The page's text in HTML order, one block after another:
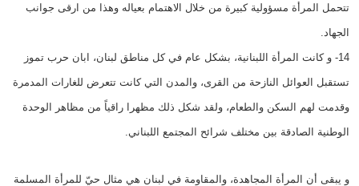
تتحمل المرأة مسؤولية كبيرة من خلال الاهتمام بعياله وهذا من ارقى جوانب
الجهاد.
14- و كانت المرأة اللبنانية، بشكل عام في كل مناطق لبنان، ابان حرب تموز
تستقبل العوائل النازحة من القرى، والمدن التي كانت تتعرض للغارات المدمرة
وقدمت لهم السكن والطعام، ولقد شكل ذلك مظهرا راقياً من مظاهر الوحدة
الوطنية الصادقة بين مختلف شرائح المجتمع اللبناني.
و يبقى أن المرأة المجاهدة، والمقاومة في لبنان هي مثال حيّ للمرأة المسلمة